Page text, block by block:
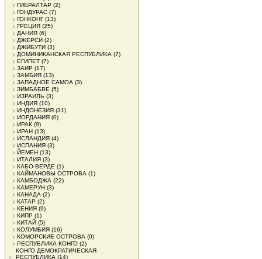
ГИБРАЛТАР (2)
ГОНДУРАС (7)
ГОНКОНГ(13)
ГРЕЦИЯ (25)
ДАНИЯ (6)
ДЖЕРСИ (2)
ДЖИБУТИ (3)
ДОМИНИКАНСКАЯ РЕСПУБЛИКА (7)
ЕГИПЕТ (7)
ЗАИР (17)
ЗАМБИЯ (13)
ЗАПАДНОЕ САМОА (3)
ЗИМБАБВЕ (5)
ИЗРАИЛЬ (3)
ИНДИЯ (10)
ИНДОНЕЗИЯ (31)
ИОРДАНИЯ (0)
ИРАК (9)
ИРАН (13)
ИСЛАНДИЯ (4)
ИСПАНИЯ (3)
ЙЕМЕН (13)
ИТАЛИЯ (3)
КАБО-ВЕРДЕ (1)
КАЙМАНОВЫ ОСТРОВА (1)
КАМБОДЖА (22)
КАМЕРУН (3)
КАНАДА (2)
КАТАР (2)
КЕНИЯ (9)
КИПР (1)
КИТАЙ (5)
КОЛУМБИЯ (16)
КОМОРСКИЕ ОСТРОВА (0)
РЕСПУБЛИКА КОНГО (2)
КОНГО ДЕМОКРАТИЧЕСКАЯ
РЕСПУБЛИКА (14)